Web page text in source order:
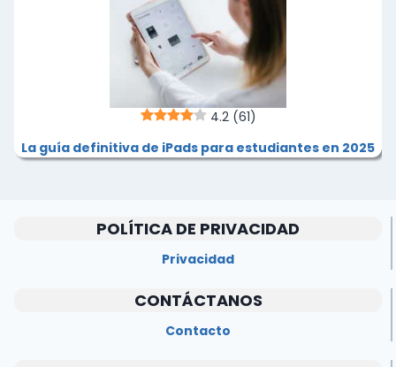
4.2 (61)
La guía definitiva de iPads para estudiantes en 2025
POLÍTICA DE PRIVACIDAD
Privacidad
CONTÁCTANOS
Contacto